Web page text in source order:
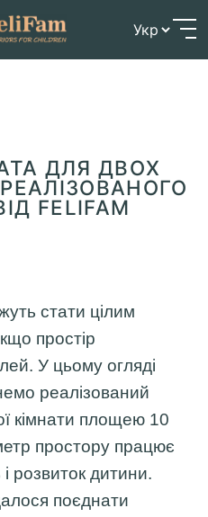
для двох дітей –
від FeliFam
ДЛЯ ДВОХ
FELIFAM
стати цілим
простір
У цьому огляді
реалізований
кімнати площею 10
простору працює
розвиток дитини.
поєднати